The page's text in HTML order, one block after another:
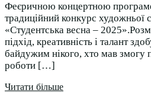
Феєричною концертною
традиційний конкурс художньої
«Студентська весна –
підхід, креативність і талант
байдужим нікого, хто мав змогу
роботи […]
Читати більше